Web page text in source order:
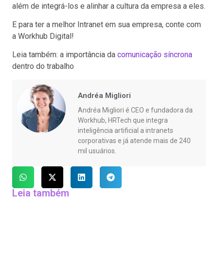
além de integrá-los e alinhar a cultura da empresa a eles.
E para ter a melhor Intranet em sua empresa, conte com
a Workhub Digital!
Leia também: a importância da comunicação síncrona
dentro do trabalho
Andréa Migliori
Andréa Migliori é CEO e fundadora da
Workhub, HRTech que integra
inteligência artificial a intranets
corporativas e já atende mais de 240
mil usuários.
Leia também